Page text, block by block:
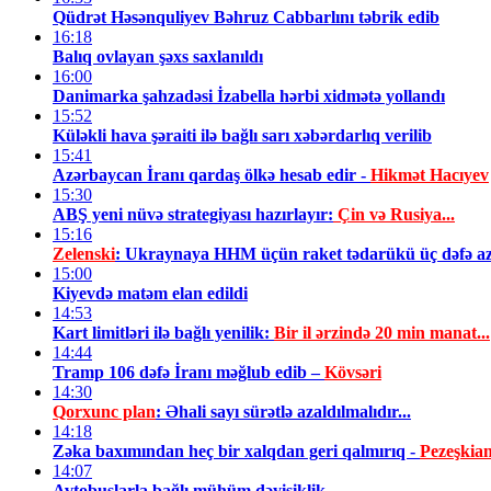
Qüdrət Həsənquliyev Bəhruz Cabbarlını təbrik edib
16:18
Balıq ovlayan şəxs saxlanıldı
16:00
Danimarka şahzadəsi İzabella hərbi xidmətə yollandı
15:52
Küləkli hava şəraiti ilə bağlı sarı xəbərdarlıq verilib
15:41
Azərbaycan İranı qardaş ölkə hesab edir - Hikmət Hacıyev
15:30
ABŞ yeni nüvə strategiyası hazırlayır: Çin və Rusiya...
15:16
Zelenski: Ukraynaya HHM üçün raket tədarükü üç dəfə
15:00
Kiyevdə matəm elan edildi
14:53
Kart limitləri ilə bağlı yenilik: Bir il ərzində 20 min manat...
14:44
Tramp 106 dəfə İranı məğlub edib –Kövsəri
14:30
Qorxunc plan: Əhali sayı sürətlə azaldılmalıdır...
14:18
Zəka baxımından heç bir xalqdan geri qalmırıq - Pezeşkian
14:07